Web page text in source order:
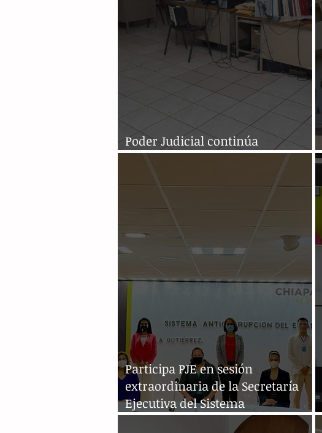
Poder Judicial continúa
atendiendo causas penales
Participa PJE en sesión
extraordinaria de la Secretaría
Ejecutiva del Sistema
Anticorrupción